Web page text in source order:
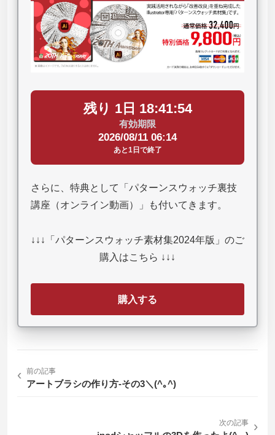
残り 1日 18:41:53
有効期限
2026/08/11 06:14
あと1日で終了
さらに、特典として「パターンスウォッチ裏技
講座（オンライン動画）」も付いてきます。
↓↓↓「パターンスウォッチ素材集2024年版」のご
購入はこちら ↓↓↓
購入する
‹ 前の記事
アートブラシの作り方-その3＼(^｡^)
次の記事 ›